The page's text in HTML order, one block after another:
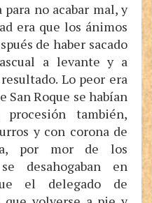
no acabar mal, y
era que los ánimos
de haber sacado
a levante y a
Lo peor era
San Roque se habían
también,
y con corona de
por mor de los
desahogaban en
el delegado de